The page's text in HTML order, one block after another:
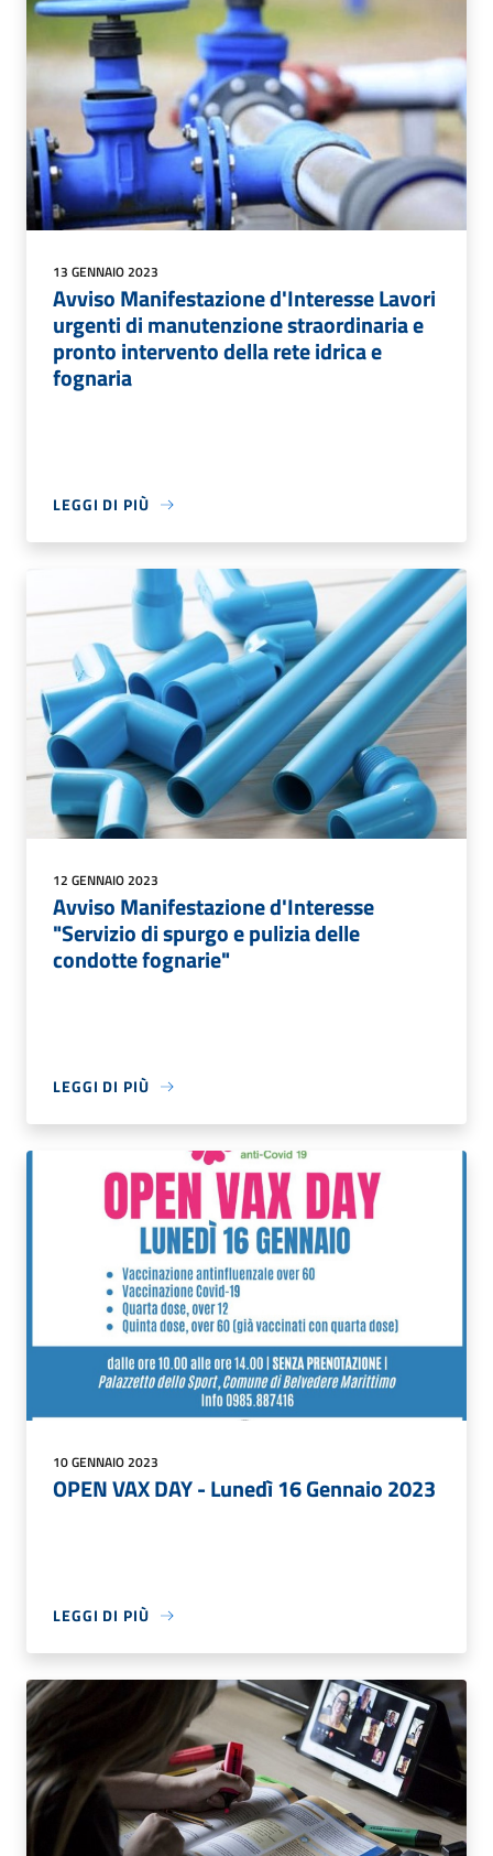
13 GENNAIO 2023
Avviso Manifestazione d'Interesse Lavori
urgenti di manutenzione straordinaria e
pronto intervento della rete idrica e
fognaria
LEGGI DI PIÙ
12 GENNAIO 2023
Avviso Manifestazione d'Interesse
"Servizio di spurgo e pulizia delle
condotte fognarie"
LEGGI DI PIÙ
10 GENNAIO 2023
OPEN VAX DAY - Lunedì 16 Gennaio 2023
LEGGI DI PIÙ